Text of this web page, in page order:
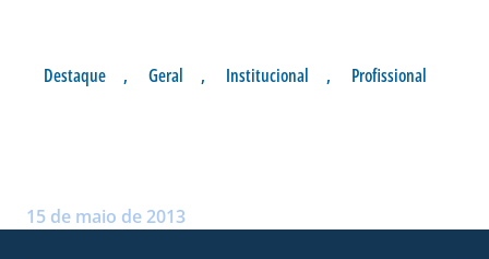
Destaque , Geral , Institucional , Profissional
15 de maio de 2013